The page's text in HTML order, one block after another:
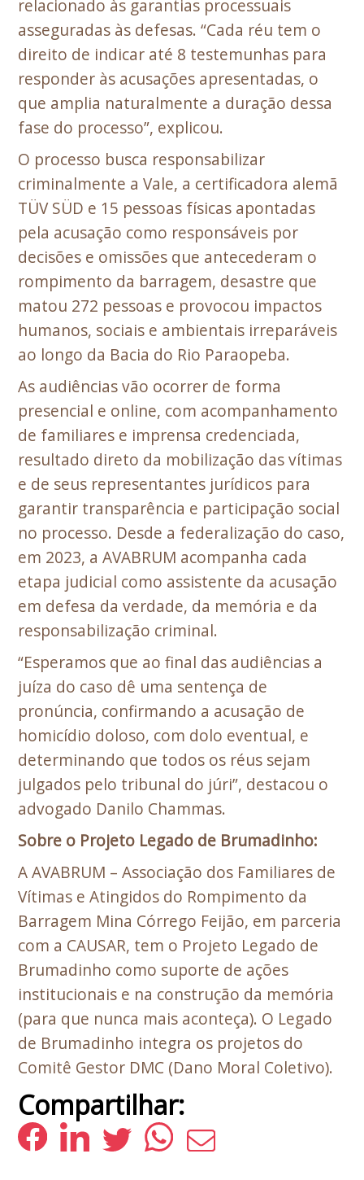
relacionado às garantias processuais
asseguradas às defesas. “Cada réu tem o
direito de indicar até 8 testemunhas para
responder às acusações apresentadas, o
que amplia naturalmente a duração dessa
fase do processo”, explicou.
O processo busca responsabilizar
criminalmente a Vale, a certificadora alemã
TÜV SÜD e 15 pessoas físicas apontadas
pela acusação como responsáveis por
decisões e omissões que antecederam o
rompimento da barragem, desastre que
matou 272 pessoas e provocou impactos
humanos, sociais e ambientais irreparáveis
ao longo da Bacia do Rio Paraopeba.
As audiências vão ocorrer de forma
presencial e online, com acompanhamento
de familiares e imprensa credenciada,
resultado direto da mobilização das vítimas
e de seus representantes jurídicos para
garantir transparência e participação social
no processo. Desde a federalização do caso,
em 2023, a AVABRUM acompanha cada
etapa judicial como assistente da acusação
em defesa da verdade, da memória e da
responsabilização criminal.
“Esperamos que ao final das audiências a
juíza do caso dê uma sentença de
pronúncia, confirmando a acusação de
homicídio doloso, com dolo eventual, e
determinando que todos os réus sejam
julgados pelo tribunal do júri”, destacou o
advogado Danilo Chammas.
Sobre o Projeto Legado de Brumadinho:
A AVABRUM – Associação dos Familiares de
Vítimas e Atingidos do Rompimento da
Barragem Mina Córrego Feijão, em parceria
com a CAUSAR, tem o Projeto Legado de
Brumadinho como suporte de ações
institucionais e na construção da memória
(para que nunca mais aconteça). O Legado
de Brumadinho integra os projetos do
Comitê Gestor DMC (Dano Moral Coletivo).
Compartilhar: